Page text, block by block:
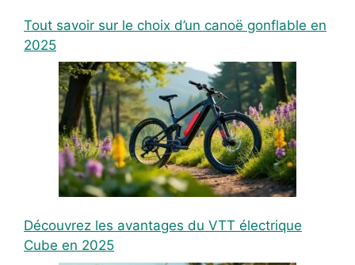
Tout savoir sur le choix d’un canoë gonflable en
2025
Découvrez les avantages du VTT électrique
Cube en 2025